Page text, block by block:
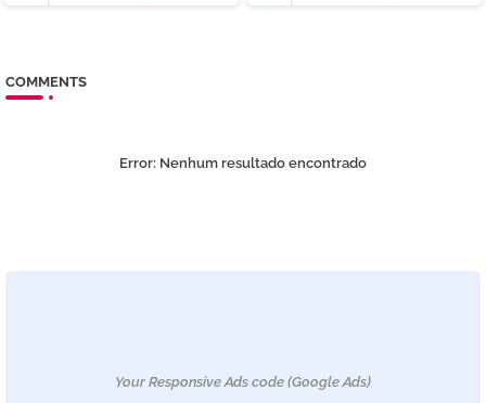
COMMENTS
Error: Nenhum resultado encontrado
Your Responsive Ads code (Google Ads)